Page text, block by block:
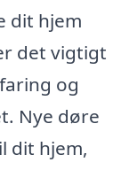
dit hjem
det vigtigt
og
Nye døre
dit hjem,